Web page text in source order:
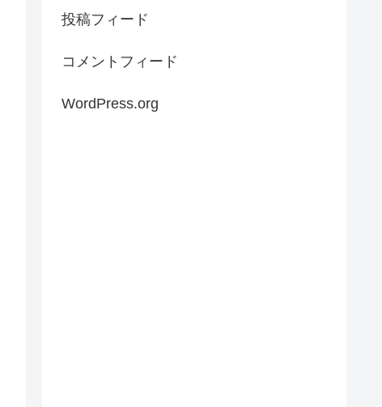
投稿フィード
コメントフィード
WordPress.org